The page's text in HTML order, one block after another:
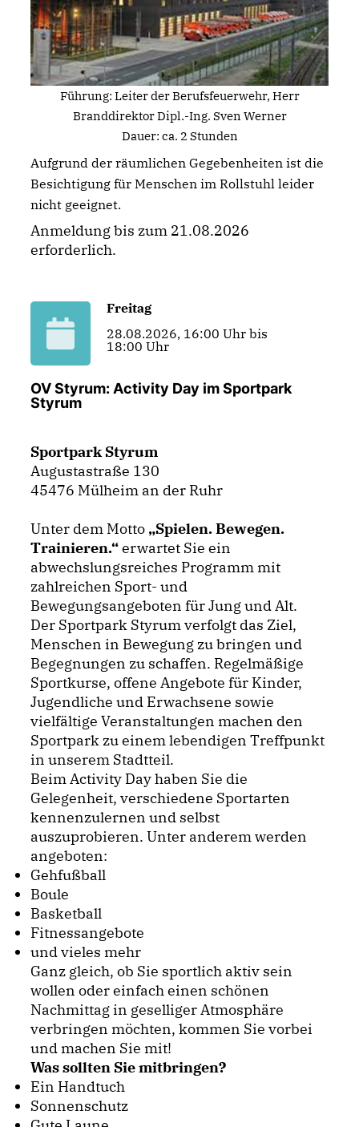
Führung: Leiter der Berufsfeuerwehr, Herr
Branddirektor Dipl.-Ing. Sven Werner
Dauer: ca. 2 Stunden
Aufgrund der räumlichen Gegebenheiten ist die
Besichtigung für Menschen im Rollstuhl leider
nicht geeignet.
Anmeldung bis zum 21.08.2026
erforderlich.
Freitag
28.08.2026, 16:00 Uhr bis
18:00 Uhr
OV Styrum: Activity Day im Sportpark
Styrum
Sportpark Styrum
Augustastraße 130
45476 Mülheim an der Ruhr
Unter dem Motto Spielen. Bewegen.
Trainieren.“erwartet Sie ein
abwechslungsreiches Programm mit
zahlreichen Sport- und
Bewegungsangeboten für Jung und Alt.
Der Sportpark Styrum verfolgt das Ziel,
Menschen in Bewegung zu bringen und
Begegnungen zu schaffen. Regelmäßige
Sportkurse, offene Angebote für Kinder,
Jugendliche und Erwachsene sowie
vielfältige Veranstaltungen machen den
Sportpark zu einem lebendigen Treffpunkt
in unserem Stadtteil.
Beim Activity Day haben Sie die
Gelegenheit, verschiedene Sportarten
kennenzulernen und selbst
auszuprobieren. Unter anderem werden
angeboten:
Gehfußball
Boule
Basketball
Fitnessangebote
und vieles mehr
Ganz gleich, ob Sie sportlich aktiv sein
wollen oder einfach einen schönen
Nachmittag in geselliger Atmosphäre
verbringen möchten, kommen Sie vorbei
und machen Sie mit!
Was sollten Sie mitbringen?
Ein Handtuch
Sonnenschutz